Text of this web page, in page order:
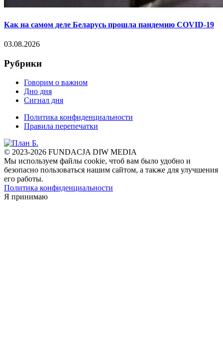
Как на самом деле Беларусь прошла пандемию COVID-19
03.08.2026
Рубрики
Говорим о важном
Дно дня
Сигнал дня
Политика конфиденциальности
Правила перепечатки
© 2023-2026 FUNDACJA DIW MEDIA
Мы используем файлы cookie, чтоб вам было удобно и
безопасно пользоваться нашим сайтом, а также для улучшения
его работы.
Политика конфиденциальности
Я принимаю